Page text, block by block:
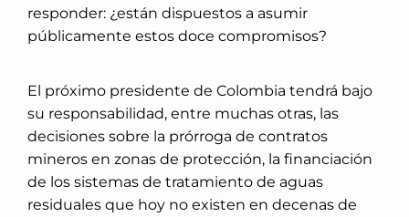
responder: ¿están dispuestos a asumir
públicamente estos doce compromisos?
El próximo presidente de Colombia tendrá bajo
su responsabilidad, entre muchas otras, las
decisiones sobre la prórroga de contratos
mineros en zonas de protección, la financiación
de los sistemas de tratamiento de aguas
residuales que hoy no existen en decenas de